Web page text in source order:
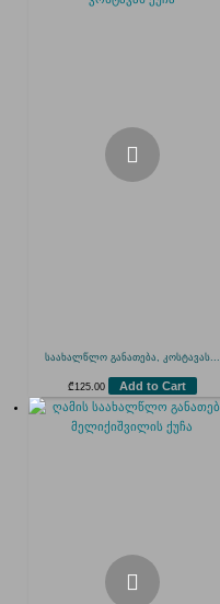
საახალწლო განათება, კოსტავას...
₾ 125.00 Add to Cart